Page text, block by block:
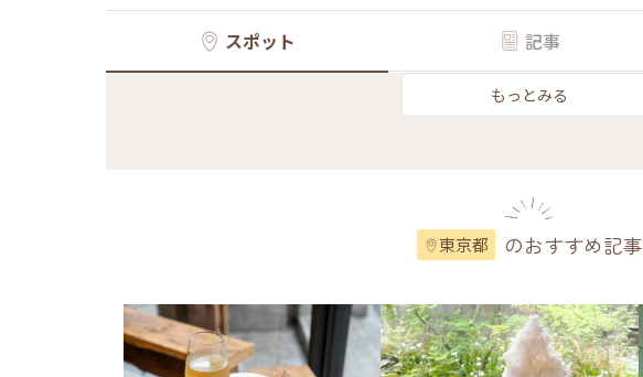
スポット 記事
もっとみる
東京都 のおすすめ記事